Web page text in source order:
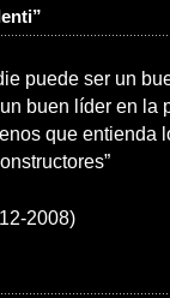
puede ser un
buen líder en la
que entienda
2008)